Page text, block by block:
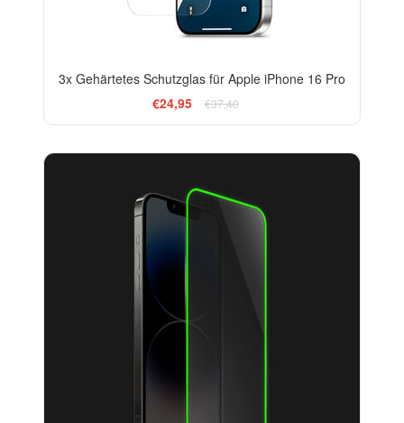
3x Gehärtetes Schutzglas für Apple iPhone 16 Pro
€24,95
€37,40